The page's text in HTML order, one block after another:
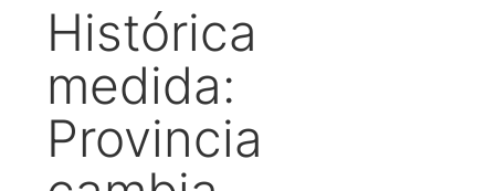
Histórica
medida:
Provincia